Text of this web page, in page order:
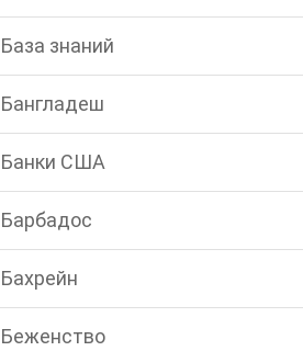
База знаний
Бангладеш
Банки США
Барбадос
Бахрейн
Беженство